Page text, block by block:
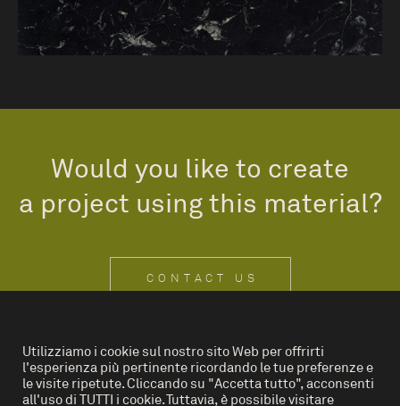
Would you like to create
a project using this material?
CONTACT US
IT EN
Utilizziamo i cookie sul nostro sito Web per offrirti
l'esperienza più pertinente ricordando le tue preferenze e
le visite ripetute. Cliccando su "Accetta tutto", acconsenti
all'uso di TUTTI i cookie. Tuttavia, è possibile visitare